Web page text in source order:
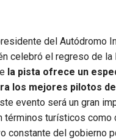
del Autódromo
celebró el regreso de la
la pista ofrece un
los mejores pilotos
evento será un gran
términos turísticos como
constante del gobierno